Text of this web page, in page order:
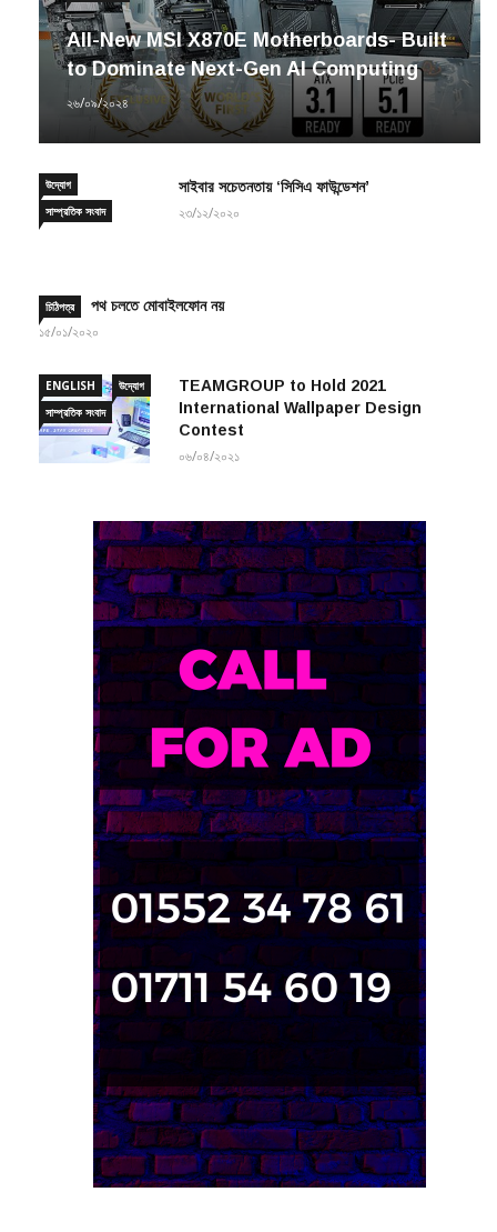
All-New MSI X870E Motherboards- Built
to Dominate Next-Gen AI Computing
২৬/০৯/২০২৪
সাম্প্রতিক সংবাদ
২৩/১২/২০২০
১৫/০১/২০২০
সাম্প্রতিক সংবাদ
International Wallpaper Design
Contest
০৬/০৪/২০২১